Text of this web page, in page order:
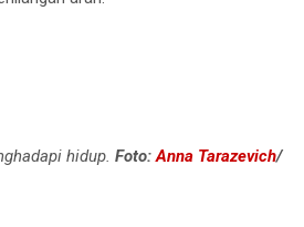
hidup.Foto:Anna Tarazevich/